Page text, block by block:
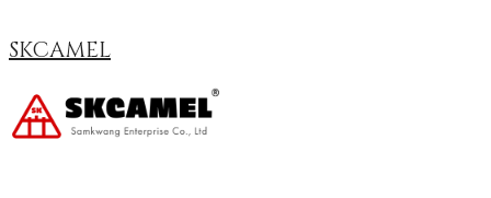
SKCAMEL